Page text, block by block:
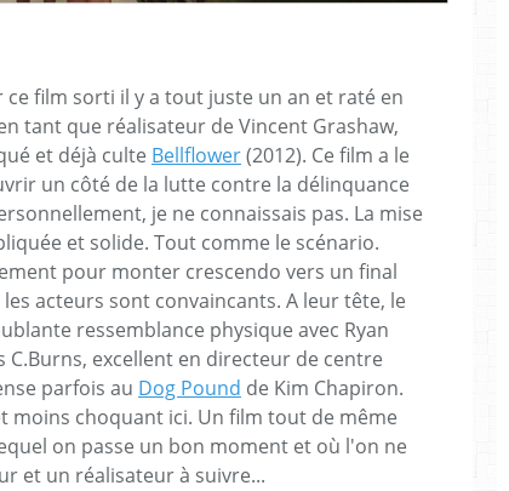
film sorti il y a tout juste un an et raté en
tant que réalisateur de Vincent Grashaw,
et déjà culte Bellflower(2012). Ce film a le
un côté de la lutte contre la délinquance
je ne connaissais pas. La mise
et solide. Tout comme le scénario.
pour monter crescendo vers un final
acteurs sont convaincants. A leur tête, le
ressemblance physique avec Ryan
C.Burns, excellent en directeur de centre
parfois au Dog Pound de Kim Chapiron.
moins choquant ici. Un film tout de même
on passe un bon moment et où l'on ne
et un réalisateur à suivre...